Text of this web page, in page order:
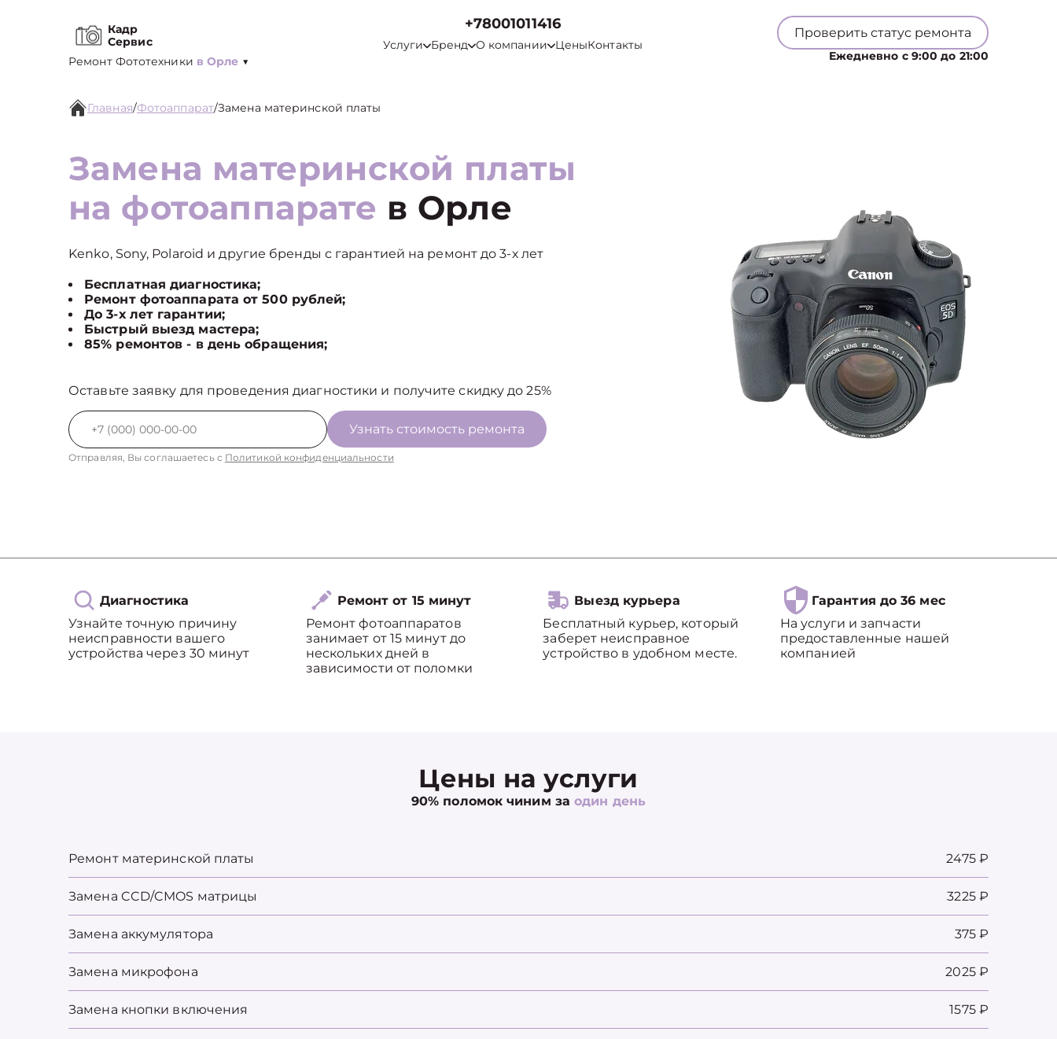
Кадр
Сервис
Ремонт Фототехники в Орле ▼
+78001011416
Услуги Бренд О компании ЦеныКонтакты
Проверить статус ремонта
Ежедневно с 9:00 до 21:00
Главная/Фотоаппарат/Замена материнской платы
Замена материнской платы
на фотоаппарате в Орле
Kenko, Sony, Polaroid и другие бренды с гарантией на ремонт до 3-х лет
Бесплатная диагностика;
Ремонт фотоаппарата от 500 рублей;
До 3-х лет гарантии;
Быстрый выезд мастера;
85% ремонтов - в день обращения;
Оставьте заявку для проведения диагностики и получите скидку до 25%
Узнать стоимость ремонта
Отправляя, Вы соглашаетесь с Политикой конфиденциальности
Диагностика
Узнайте точную причину
неисправности вашего
устройства через 30 минут
Ремонт от 15 минут
Ремонт фотоаппаратов
занимает от 15 минут до
нескольких дней в
зависимости от поломки
Выезд курьера
Бесплатный курьер, который
заберет неисправное
устройство в удобном месте.
Гарантия до 36 мес
На услуги и запчасти
предоставленные нашей
компанией
Цены на услуги
90% поломок чиним заодин день
Ремонт материнской платы 2475 ₽
Замена CCD/CMOS матрицы 3225 ₽
Замена аккумулятора 375 ₽
Замена микрофона 2025 ₽
Замена кнопки включения 1575 ₽